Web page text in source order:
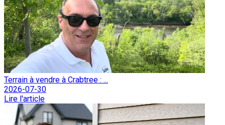
Terrain à vendre à Crabtree : ...
2026-07-30
Lire l'article